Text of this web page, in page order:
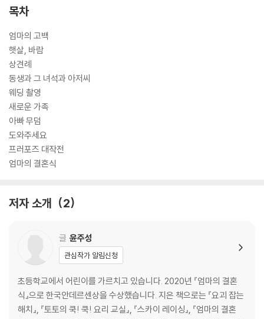
감대를 형성한다. 공감대를 이룬 독자들은 다온이와 함께 방황하고 성장하
목차
엄마의 고백
햇살, 바람
상견례
동생과 그 녀석과 아저씨
웨딩 촬영
새로운 가족
아빠 무덤
도와주세요
프러포즈 대작전
엄마의 결혼식
저자 소개 2
글 윤주성
관심작가 알림신청
초등학교에서 어린이를 가르치고 있습니다. 2020년 『엄마의 결혼
식』으로 한국안데르센상을 수상했습니다. 지은 책으로는 『요괴 잡는
해치』, 『토토의 쿡! 쿡! 요리 교실』, 『스카이 레이싱』, 『엄마의 결혼